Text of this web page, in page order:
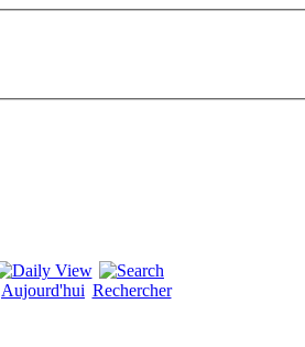
Aujourd'hui Rechercher